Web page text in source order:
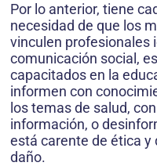
Por lo anterior, tiene
necesidad de que los
vinculen profesionales
comunicación social,
capacitados en la
informen con
los temas de salud,
información, o
está carente de ética y
daño.